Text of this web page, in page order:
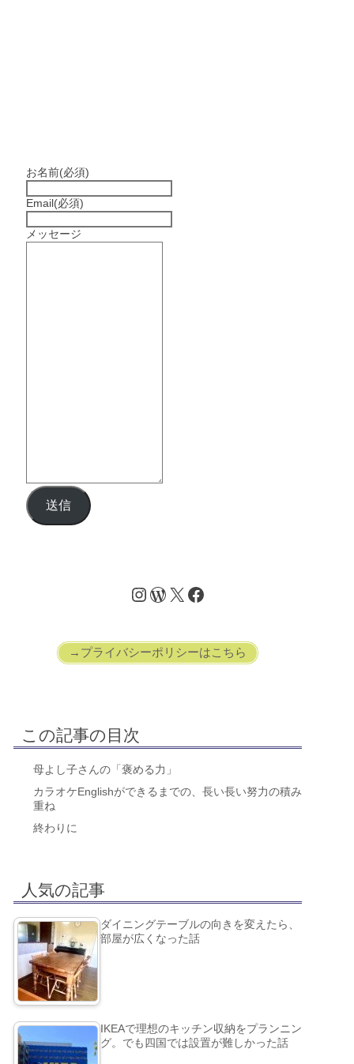
お名前(必須)
Email(必須)
メッセージ
送信
→プライバシーポリシーはこちら
この記事の目次
母よし子さんの「褒める力」
カラオケEnglishができるまでの、長い長い努力の積み
重ね
終わりに
人気の記事
ダイニングテーブルの向きを変えたら、
部屋が広くなった話
IKEAで理想のキッチン収納をプランニン
グ。でも四国では設置が難しかった話